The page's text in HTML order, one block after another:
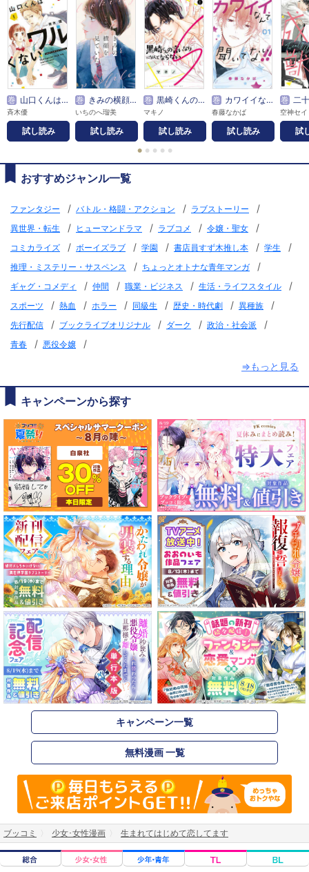
巻 山口くんはワルくない
斉木優
試し読み
巻 きみの横顔を見ていた
いちのへ瑠美
試し読み
巻 黒崎くんの言いなりになんてならないＳ
マキノ
試し読み
巻 カワイイなんて聞いてない！！
春藤なかば
試し読み
巻 二十と
空神セイ
試
● ● ● ● ●
おすすめジャンル一覧
ファンタジー / バトル・格闘・アクション / ラブストーリー /
異世界・転生 / ヒューマンドラマ / ラブコメ / 令嬢・聖女 /
コミカライズ / ボーイズラブ / 学園 / 書店員すず木推し本 / 学生 /
推理・ミステリー・サスペンス / ちょっとオトナな青年マンガ /
ギャグ・コメディ / 仲間 / 職業・ビジネス / 生活・ライフスタイル /
スポーツ / 熱血 / ホラー / 同級生 / 歴史・時代劇 / 異種族 /
先行配信 / ブックライブオリジナル / ダーク / 政治・社会派 /
青春 / 悪役令嬢
/
⇒もっと見る
キャンペーンから探す
キャンペーン一覧
無料漫画 一覧
ブッコミ 少女･女性漫画 生まれてはじめて恋してます